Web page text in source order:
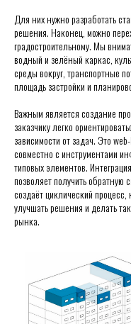
Для них нужно разработать
решения. Наконец, можно
градостроительному. Мы
водный и зелёный каркас,
среды вокруг, транспортные
площадь застройки и
Важным является создание
заказчику легко
зависимости от задач. Это
совместно с инструментами
типовых элементов.
позволяет получить обратную
создаёт циклический
улучшать решения и делать
рынка.